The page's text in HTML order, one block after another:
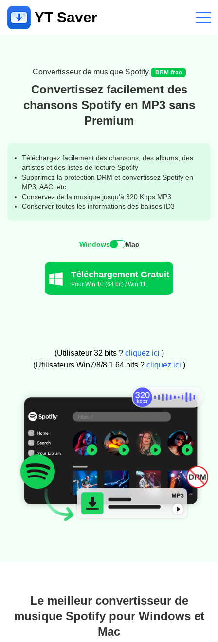
YT Saver
Soutien
Centre de soutien
FAQ relatives au compte, au paiement, au produit et plus encore
Convertisseur de musique Spotify
Convertissez facilement des
chansons Spotify en MP3 sans
Premium
Téléchargez facilement des chansons, des albums, des
artistes et des listes de lecture Spotify
Supprimez la protection DRM et convertissez Spotify en
MP3, AAC, etc.
Conservez de la musique jusqu'à 320 Kbps MP3
Conserver toutes les informations des balises ID3
Windows Mac
Téléchargement Gratuit
Pour Win 10 (64 bit) / Win 11
(Utilisateur 32 bits ? cliquez ici )
(Utilisateurs Win7/8/8.1 64 bits ? cliquez ici )
Le meilleur convertisseur de
musique Spotify pour Windows et
Mac